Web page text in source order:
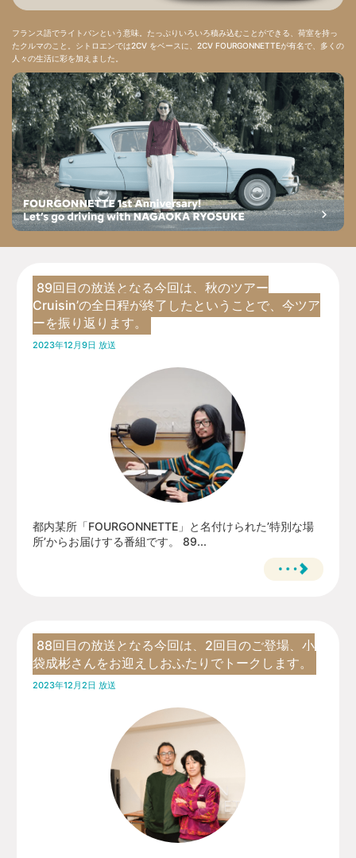
フランス語でライトバンという意味。たっぷりいろいろ積み込むことができる、荷室を持っ
たクルマのこと。シトロエンでは2CV をベースに、2CV FOURGONNETTEが有名で、多くの
人々の生活に彩を加えました。
89回目の放送となる今回は、秋のツアー
Cruisin’の全日程が終了したということで、今ツア
ーを振り返ります。
2023年12月9日 放送
都内某所「FOURGONNETTE」と名付けられた’特別な場
所’からお届けする番組です。 89...
88回目の放送となる今回は、2回目のご登場、小
袋成彬さんをお迎えしおふたりでトークします。
2023年12月2日 放送